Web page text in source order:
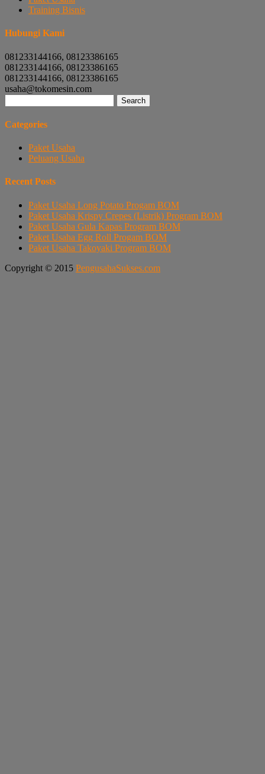
Training Bisnis
Hubungi Kami
081233144166, 08123386165
081233144166, 08123386165
081233144166, 08123386165
usaha@tokomesin.com
for:
Categories
Paket Usaha
Peluang Usaha
Recent Posts
Paket Usaha Long Potato Progam BOM
Paket Usaha Krispy Crepes (Listrik) Program BOM
Paket Usaha Gula Kapas Program BOM
Paket Usaha Egg Roll Progam BOM
Paket Usaha Takoyaki Program BOM
Copyright © 2015 PengusahaSukses.com